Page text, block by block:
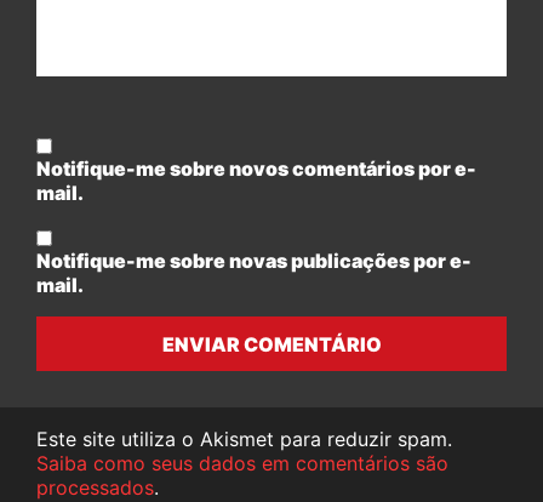
Notifique-me sobre novos comentários por e-
mail.
Notifique-me sobre novas publicações por e-
mail.
ENVIAR COMENTÁRIO
Este site utiliza o Akismet para reduzir spam.
Saiba como seus dados em comentários são
processados.